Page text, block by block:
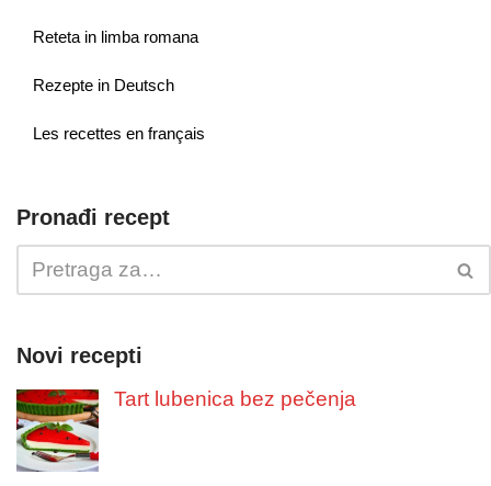
Reteta in limba romana
Rezepte in Deutsch
Les recettes en français
Pronađi recept
Novi recepti
Tart lubenica bez pečenja